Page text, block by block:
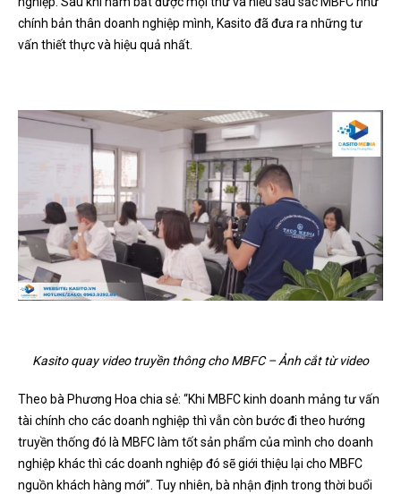
chính bản thân doanh nghiệp mình, Kasito đã đưa ra những tư
vấn thiết thực và hiệu quả nhất.
Kasito quay video truyền thông cho MBFC – Ảnh cắt từ video
Theo bà Phương Hoa chia sẻ: “Khi MBFC kinh doanh mảng tư vấn
tài chính cho các doanh nghiệp thì vẫn còn bước đi theo hướng
truyền thống đó là MBFC làm tốt sản phẩm của mình cho doanh
nghiệp khác thì các doanh nghiệp đó sẽ giới thiệu lại cho MBFC
nguồn khách hàng mới”. Tuy nhiên, bà nhận định trong thời buổi